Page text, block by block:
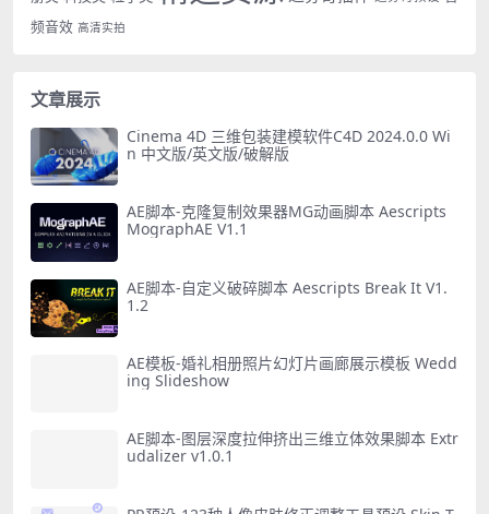
频音效 高清实拍
文章展示
Cinema 4D 三维包装建模软件C4D 2024.0.0 Wi
n 中文版/英文版/破解版
AE脚本-克隆复制效果器MG动画脚本 Aescripts
MographAE V1.1
AE脚本-自定义破碎脚本 Aescripts Break It V1.
1.2
AE模板-婚礼相册照片幻灯片画廊展示模板 Wedd
ing Slideshow
AE脚本-图层深度拉伸挤出三维立体效果脚本 Extr
udalizer v1.0.1